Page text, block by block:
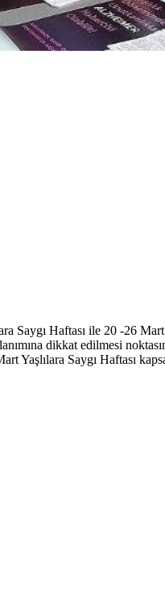
Saygı Haftası ile 20 -26
dikkat edilmesi
Yaşlılara Saygı Haftası